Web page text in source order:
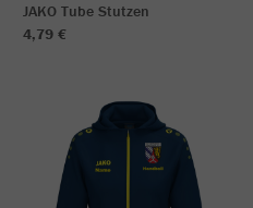
JAKO Tube Stutzen
4,79 €